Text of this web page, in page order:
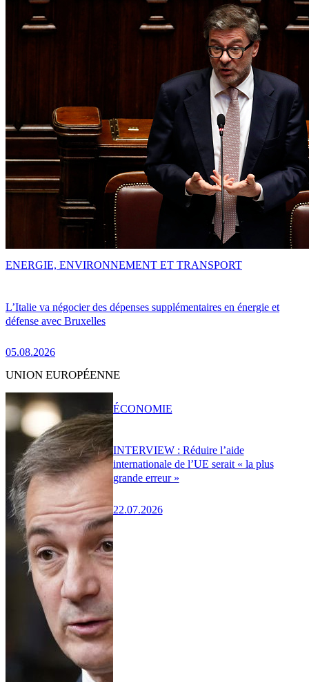
L’Italie va négocier des dépenses supplémentaires en énergie et
défense avec Bruxelles
05.08.2026
ENERGIE, ENVIRONNEMENT ET TRANSPORT
UNION EUROPÉENNE
INTERVIEW : Réduire l’aide
internationale de l’UE serait « la plus
grande erreur »
22.07.2026
ÉCONOMIE